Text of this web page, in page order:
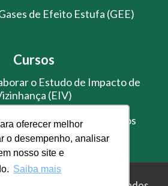
oferecer melhor
o desempenho, analisar
nosso site e
Saiba mais
de Efeito Estufa (GEE)
Cursos
o Estudo de Impacto de
(EIV)
Gestão de Resíduos Sólidos